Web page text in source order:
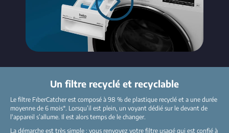
Un filtre recyclé et recyclable
Le filtre FıberCatcher est composé à 98 % de plastique recyclé et a une durée
moyenne de 6 mois*. Lorsqu’il est plein, un voyant dédié sur le devant de
l'appareil s’allume. Il est alors temps de le changer.
La démarche est très simple : vous renvoyez votre filtre usagé qui est confié à